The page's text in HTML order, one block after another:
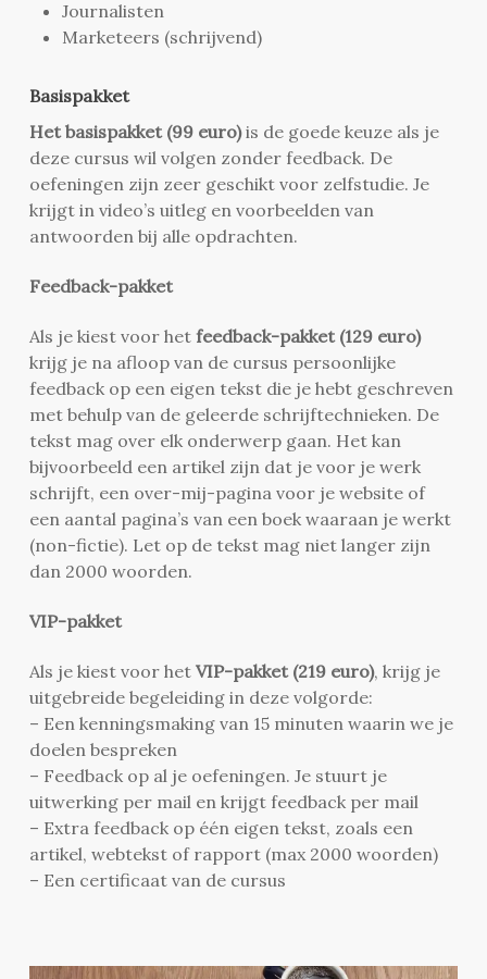
Journalisten
Marketeers (schrijvend)
Basispakket
Het basispakket (99 euro)is de goede keuze als je
deze cursus wil volgen zonder feedback. De
oefeningen zijn zeer geschikt voor zelfstudie. Je
krijgt in video’s uitleg en voorbeelden van
antwoorden bij alle opdrachten.
Feedback-pakket
Als je kiest voor hetfeedback-pakket (129 euro)
krijg je na afloop van de cursus persoonlijke
feedback op een eigen tekst die je hebt geschreven
met behulp van de geleerde schrijftechnieken. De
tekst mag over elk onderwerp gaan. Het kan
bijvoorbeeld een artikel zijn dat je voor je werk
schrijft, een over-mij-pagina voor je website of
een aantal pagina’s van een boek waaraan je werkt
(non-fictie). Let op de tekst mag niet langer zijn
dan 2000 woorden.
VIP-pakket
Als je kiest voor hetVIP-pakket (219 euro), krijg je
uitgebreide begeleiding in deze volgorde:
– Een kenningsmaking van 15 minuten waarin we je
doelen bespreken
– Feedback op al je oefeningen. Je stuurt je
uitwerking per mail en krijgt feedback per mail
– Extra feedback op één eigen tekst, zoals een
artikel, webtekst of rapport (max 2000 woorden)
– Een certificaat van de cursus